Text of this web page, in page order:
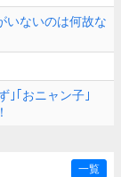
いないのは何故な
｣｢おニャン子｣
一覧